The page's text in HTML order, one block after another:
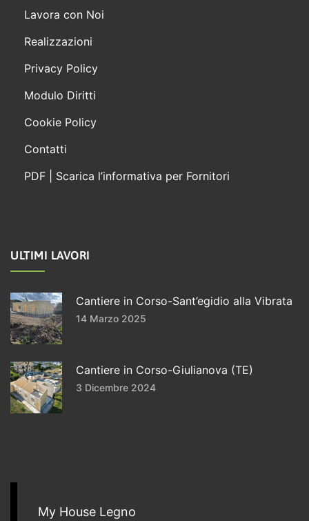
Lavora con Noi
Realizzazioni
Privacy Policy
Modulo Diritti
Cookie Policy
Contatti
PDF | Scarica l’informativa per Fornitori
ULTIMI LAVORI
Cantiere in Corso-Sant’egidio alla Vibrata
14 Marzo 2025
Cantiere in Corso-Giulianova (TE)
3 Dicembre 2024
My House Legno